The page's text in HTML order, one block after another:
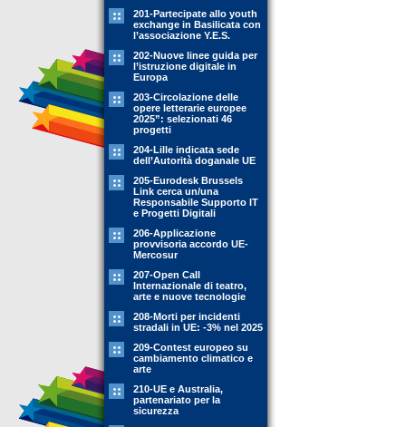
201-Partecipate allo youth
exchange in Basilicata con
l’associazione Y.E.S.
202-Nuove linee guida per
l’istruzione digitale in
Europa
203-Circolazione delle
opere letterarie europee
2025”: selezionati 46
progetti
204-Lille indicata sede
dell’Autorità doganale UE
205-Eurodesk Brussels
Link cerca un/una
Responsabile Supporto IT
e Progetti Digitali
206-Applicazione
provvisoria accordo UE-
Mercosur
207-Open Call
Internazionale di teatro,
arte e nuove tecnologie
208-Morti per incidenti
stradali in UE: -3% nel 2025
209-Contest europeo su
cambiamento climatico e
arte
210-UE e Australia,
partenariato per la
sicurezza